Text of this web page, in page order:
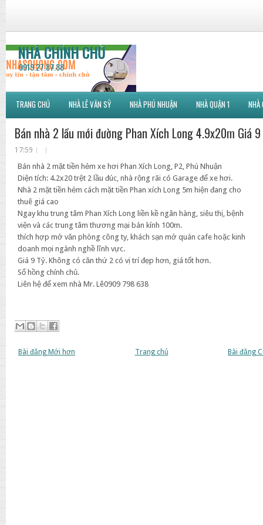
NHÀ CHÍNH CHỦ
0919.27.87.88
TRANG CHỦ NHÀ LÊ VĂN SỸ NHÀ PHÚ NHUẬN NHÀ QUẬN 1 NHÀ
Bán nhà 2 lầu mới đường Phan Xích Long 4.9x20m Giá
17:59
Bán nhà 2 mặt tiền hẻm xe hơi Phan Xích Long, P2, Phú Nhuận
Diện tích: 4.2x20 trệt 2 lầu đúc, nhà rộng rãi có Garage để xe hơi.
Nhà 2 mặt tiền hẻm cách mặt tiền Phan xích Long 5m hiện đang cho
thuê giá cao
Ngay khu trung tâm Phan Xích Long liền kề ngân hàng, siêu thị, bệnh
viện và các trung tâm thương mại bán kính 100m.
thích hợp mở văn phòng công ty, khách sạn mở quán cafe hoặc kinh
doanh mọi ngành nghề lĩnh vực.
Giá 9 Tỷ. Không có căn thứ 2 có vị trí đẹp hơn, giá tốt hơn.
Sổ hồng chính chủ.
Liên hệ để xem nhà Mr. Lê0909 798 638
Bài đăng Mới hơn Bài đăng
Trang chủ